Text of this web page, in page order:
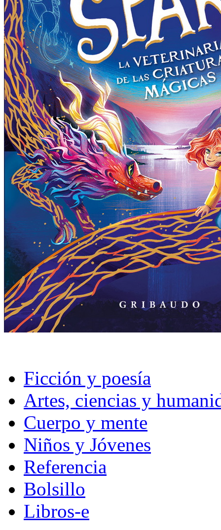
Ficción y poesía
Artes, ciencias y
Cuerpo y mente
Niños y Jóvenes
Referencia
Bolsillo
Libros-e